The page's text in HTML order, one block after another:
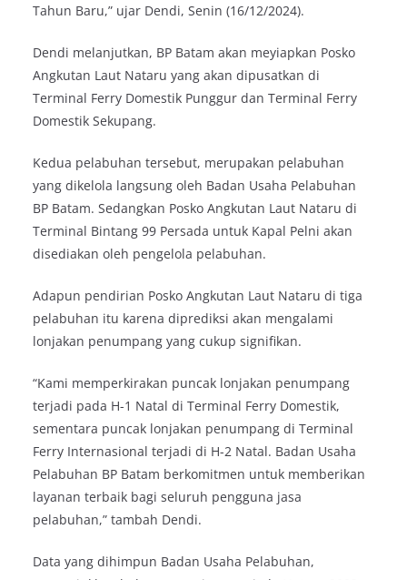
Tahun Baru,” ujar Dendi, Senin (16/12/2024).
Dendi melanjutkan, BP Batam akan meyiapkan Posko
Angkutan Laut Nataru yang akan dipusatkan di
Terminal Ferry Domestik Punggur dan Terminal Ferry
Domestik Sekupang.
Kedua pelabuhan tersebut, merupakan pelabuhan
yang dikelola langsung oleh Badan Usaha Pelabuhan
BP Batam. Sedangkan Posko Angkutan Laut Nataru di
Terminal Bintang 99 Persada untuk Kapal Pelni akan
disediakan oleh pengelola pelabuhan.
Adapun pendirian Posko Angkutan Laut Nataru di tiga
pelabuhan itu karena diprediksi akan mengalami
lonjakan penumpang yang cukup signifikan.
“Kami memperkirakan puncak lonjakan penumpang
terjadi pada H-1 Natal di Terminal Ferry Domestik,
sementara puncak lonjakan penumpang di Terminal
Ferry Internasional terjadi di H-2 Natal. Badan Usaha
Pelabuhan BP Batam berkomitmen untuk memberikan
layanan terbaik bagi seluruh pengguna jasa
pelabuhan,” tambah Dendi.
Data yang dihimpun Badan Usaha Pelabuhan,